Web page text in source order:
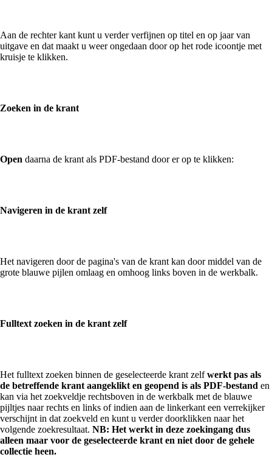
Aan de rechter kant kunt u verder verfijnen op titel en op jaar van
uitgave en dat maakt u weer ongedaan door op het rode icoontje met
kruisje te klikken.
Zoeken in de krant
Open daarna de krant als PDF-bestand door er op te klikken:
Navigeren in de krant zelf
Het navigeren door de pagina's van de krant kan door middel van de
grote blauwe pijlen omlaag en omhoog links boven in de werkbalk.
Fulltext zoeken in de krant zelf
Het fulltext zoeken binnen de geselecteerde krant zelfwerkt pas als
de betreffende krant aangeklikt en geopend is als PDF-bestand en
kan via het zoekveldje rechtsboven in de werkbalk met de blauwe
pijltjes naar rechts en links of indien aan de linkerkant een verrekijker
verschijnt in dat zoekveld en kunt u verder doorklikken naar het
volgende zoekresultaat. NB: Het werkt in deze zoekingang dus
alleen maar voor de geselecteerde krant en niet door de gehele
collectie heen.